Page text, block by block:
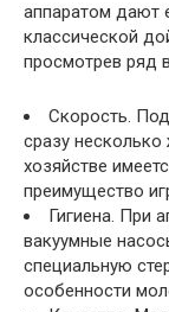
аппаратом дают
классической
просмотрев ряд
Скорость.
сразу
хозяйстве
преимущество
Гигиена. При
вакуумные
специальную
особенности